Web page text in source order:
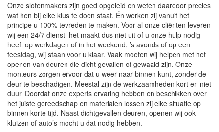
Onze slotenmakers zijn goed opgeleid en weten daardoor precies
wat hen bij elke klus te doen staat. Én werken zij vanuit het
principe u 100% tevreden te maken. Voor al onze cliënten leveren
wij een 24/7 dienst, het maakt dus niet uit of u onze hulp nodig
heeft op werkdagen of in het weekend, ’s avonds of op een
feestdag, wij staan voor u klaar. Vaak moeten wij helpen met het
openen van deuren die dicht gevallen of gewaaid zijn. Onze
monteurs zorgen ervoor dat u weer naar binnen kunt, zonder de
deur te beschadigen. Meestal zijn de werkzaamheden kort en niet
duur. Doordat onze experts ervaring hebben en beschikken over
het juiste gereedschap en materialen lossen zij elke situatie op
binnen korte tijd. Naast dichtgevallen deuren, openen wij ook
kluizen of auto’s mocht u dat nodig hebben.